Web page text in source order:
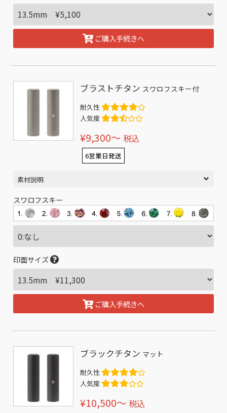
ご購入手続きへ
ブラストチタン スワロフスキー付
耐久性
人気度
¥9,300〜 税込
6営業日発送
素材説明
スワロフスキー
印面サイズ
ご購入手続きへ
ブラックチタン マット
耐久性
人気度
¥10,500〜 税込